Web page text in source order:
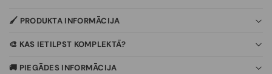
🖌️ PRODUKTA INFORMĀCIJA
🎨 KAS IETILPST KOMPLEKTĀ?
🚚 PIEGĀDES INFORMĀCIJA